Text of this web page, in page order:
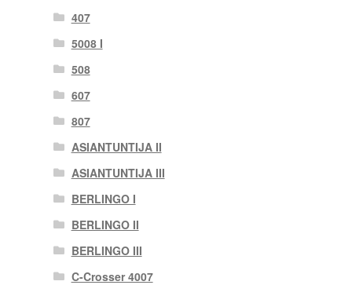
407
5008 I
508
607
807
ASIANTUNTIJA II
ASIANTUNTIJA III
BERLINGO I
BERLINGO II
BERLINGO III
C-Crosser 4007